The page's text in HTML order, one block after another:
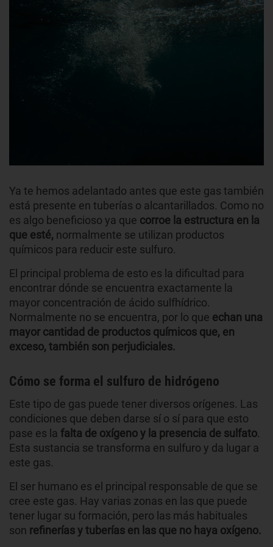
Ya te hemos adelantado antes que este gas también
está presente en tuberías o alcantarillados. Como no
es algo beneficioso ya que corroe la estructura en la
que esté, normalmente se utilizan productos
químicos para reducir este sulfuro.
El principal problema de esto es la dificultad para
encontrar dónde se encuentra exactamente la
mayor concentración de ácido sulfhídrico.
Normalmente no se encuentra, por lo que echan una
mayor cantidad de productos químicos que, en
exceso, también son perjudiciales.
Cómo se forma el sulfuro de hidrógeno
Este tipo de gas puede tener diversos orígenes. Las
condiciones que deben darse sí o sí para que esto
pase es la falta de oxígeno y la presencia de sulfato.
Esta sustancia se transforma en sulfuro y da lugar a
este gas.
El ser humano es el principal responsable de que se
cree este gas. Hay varias zonas en las que puede
tener lugar su formación, pero las más habituales
son refinerías y tuberías en las que no haya oxígeno.